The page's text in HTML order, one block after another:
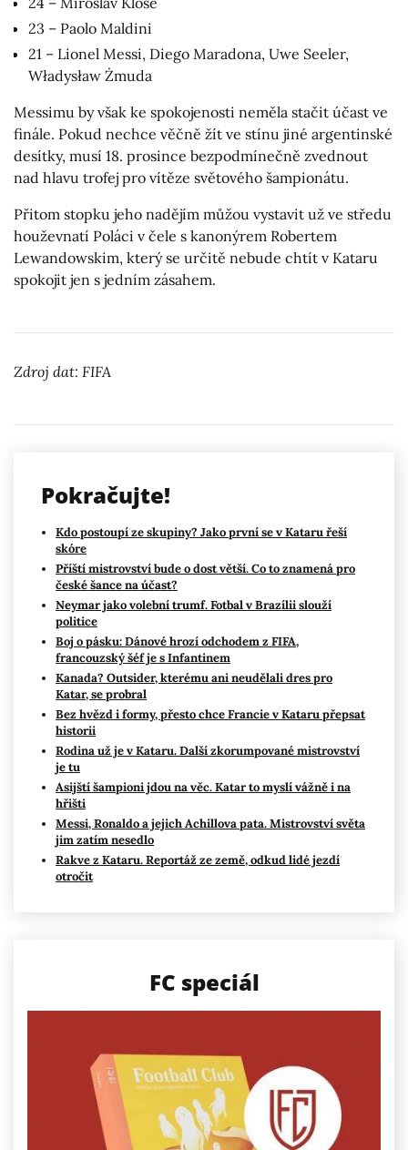
23 – Paolo Maldini
21 – Lionel Messi, Diego Maradona, Uwe Seeler,
Władysław Żmuda
Messimu by však ke spokojenosti neměla stačit účast ve
finále. Pokud nechce věčně žít ve stínu jiné argentinské
desítky, musí 18. prosince bezpodmínečně zvednout
nad hlavu trofej pro vítěze světového šampionátu.
Přitom stopku jeho nadějím můžou vystavit už ve středu
houževnatí Poláci v čele s kanonýrem Robertem
Lewandowskim, který se určitě nebude chtít v Kataru
spokojit jen s jedním zásahem.
Zdroj dat: FIFA
Pokračujte!
Kdo postoupí ze skupiny? Jako první se v Kataru řeší
skóre
Příští mistrovství bude o dost větší. Co to znamená pro
české šance na účast?
Neymar jako volební trumf. Fotbal v Brazílii slouží
politice
Boj o pásku: Dánové hrozí odchodem z FIFA,
francouzský šéf je s Infantinem
Kanada? Outsider, kterému ani neudělali dres pro
Katar, se probral
Bez hvězd i formy, přesto chce Francie v Kataru přepsat
historii
Rodina už je v Kataru. Další zkorumpované mistrovství
je tu
Asijští šampioni jdou na věc. Katar to myslí vážně i na
hřišti
Messi, Ronaldo a jejich Achillova pata. Mistrovství světa
jim zatím nesedlo
Rakve z Kataru. Reportáž ze země, odkud lidé jezdí
otročit
FC speciál